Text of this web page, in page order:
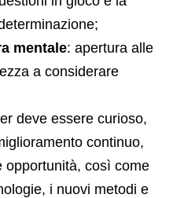
mentale: apertura alle
a considerare
deve essere curioso,
continuo,
opportunità, così come
i nuovi metodi e